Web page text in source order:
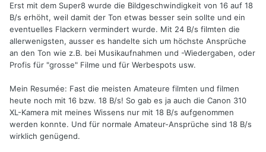
Erst mit dem Super8 wurde die Bildgeschwindigkeit von 16 auf 18
B/s erhöht, weil damit der Ton etwas besser sein sollte und ein
eventuelles Flackern vermindert wurde. Mit 24 B/s filmten die
allerwenigsten, ausser es handelte sich um höchste Ansprüche
an den Ton wie z.B. bei Musikaufnahmen und -Wiedergaben, oder
Profis für "grosse" Filme und für Werbespots usw.
Mein Resumée: Fast die meisten Amateure filmten und filmen
heute noch mit 16 bzw. 18 B/s! So gab es ja auch die Canon 310
XL-Kamera mit meines Wissens nur mit 18 B/s aufgenommen
werden konnte. Und für normale Amateur-Ansprüche sind 18 B/s
wirklich genügend.